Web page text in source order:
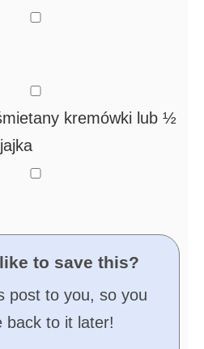
kremówki lub ½
to save this?
post to you, so you
back to it later!